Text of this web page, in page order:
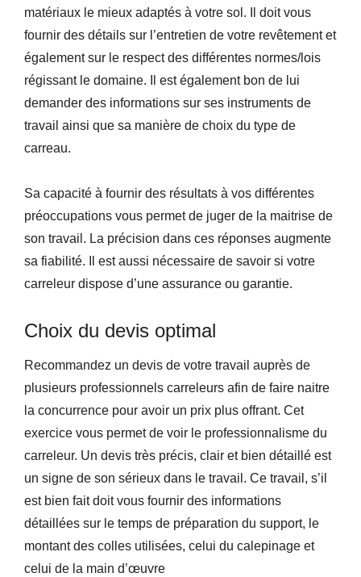
matériaux le mieux adaptés à votre sol. Il doit vous
fournir des détails sur l’entretien de votre revêtement et
également sur le respect des différentes normes/lois
régissant le domaine. Il est également bon de lui
demander des informations sur ses instruments de
travail ainsi que sa manière de choix du type de
carreau.
Sa capacité à fournir des résultats à vos différentes
préoccupations vous permet de juger de la maitrise de
son travail. La précision dans ces réponses augmente
sa fiabilité. Il est aussi nécessaire de savoir si votre
carreleur dispose d’une assurance ou garantie.
Choix du devis optimal
Recommandez un devis de votre travail auprès de
plusieurs professionnels carreleurs afin de faire naitre
la concurrence pour avoir un prix plus offrant. Cet
exercice vous permet de voir le professionnalisme du
carreleur. Un devis très précis, clair et bien détaillé est
un signe de son sérieux dans le travail. Ce travail, s’il
est bien fait doit vous fournir des informations
détaillées sur le temps de préparation du support, le
montant des colles utilisées, celui du calepinage et
celui de la main d’œuvre